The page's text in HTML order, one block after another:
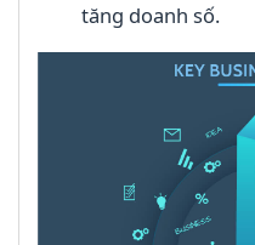
tăng doanh số.